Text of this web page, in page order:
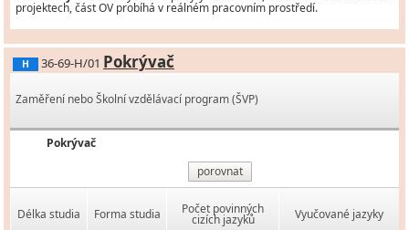
projektech, část OV probíhá v reálném pracovním prostředí.
H 36-69-H/01 Pokrývač
Zaměření nebo Školní vzdělávací program (ŠVP)
Pokrývač
porovnat
Délka studia Forma studia Počet povinných
cizích jazyků Vyučované jazyky